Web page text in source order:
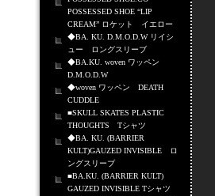
POSSESSED SHOE “LIP
CREAM” ロケット イエロー
◆BA. KU. D.M.O.D.W リイシ
ュー ロングスリーブ
◆BA.KU. woven ワッペン
D.M.O.D.W
◆woven ワッペン DEATH
CUDDLE
■SKULL SKATES PLASTIC
THOUGHTS Tシャツ
◆BA. KU. (BARRIER
KULT)GAUZED INVISIBLE ロ
ングスリーブ
■BA.KU. (BARRIER KULT)
GAUZED INVISIBLE Tシャツ